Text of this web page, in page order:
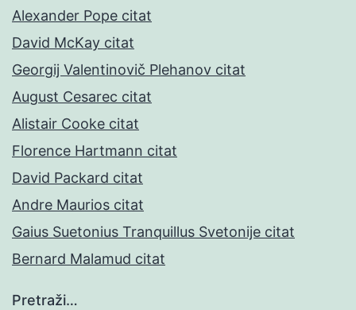
Alexander Pope citat
David McKay citat
Georgij Valentinovič Plehanov citat
August Cesarec citat
Alistair Cooke citat
Florence Hartmann citat
David Packard citat
Andre Maurios citat
Gaius Suetonius Tranquillus Svetonije citat
Bernard Malamud citat
Pretraži…